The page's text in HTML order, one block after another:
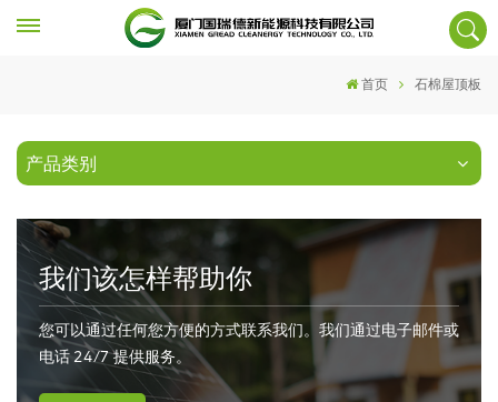
首页 石棉屋顶板
产品类别
我们该怎样帮助你
您可以通过任何您方便的方式联系我们。我们通过电子邮件或
电话 24/7 提供服务。